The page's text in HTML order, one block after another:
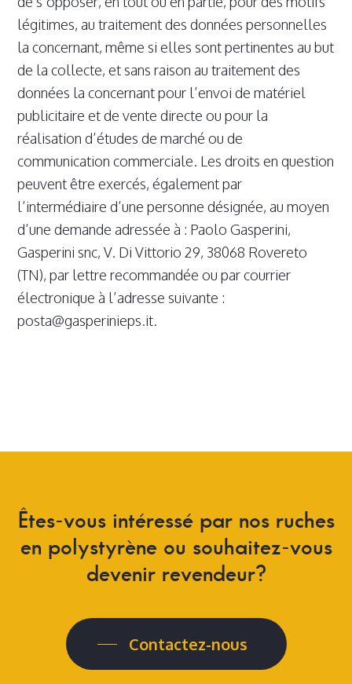
légitimes, au traitement des données personnelles
la concernant, même si elles sont pertinentes au but
de la collecte, et sans raison au traitement des
données la concernant pour l’envoi de matériel
publicitaire et de vente directe ou pour la
réalisation d’études de marché ou de
communication commerciale. Les droits en question
peuvent être exercés, également par
l’intermédiaire d’une personne désignée, au moyen
d’une demande adressée à : Paolo Gasperini,
Gasperini snc, V. Di Vittorio 29, 38068 Rovereto
(TN), par lettre recommandée ou par courrier
électronique à l’adresse suivante :
posta@gasperinieps.it.
Êtes-vous intéressé par nos ruches
en polystyrène ou souhaitez-vous
devenir revendeur?
Contactez-nous